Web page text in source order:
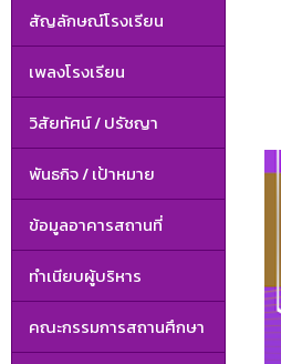
สัญลักษณ์โรงเรียน
เพลงโรงเรียน
วิสัยทัศน์ / ปรัชญา
พันธกิจ / เป้าหมาย
ข้อมูลอาคารสถานที่
ทำเนียบผู้บริหาร
คณะกรรมการสถานศึกษา